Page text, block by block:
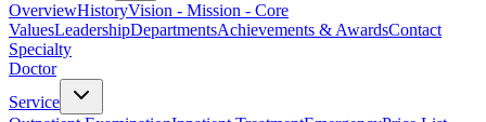
OverviewHistoryVision - Mission - Core
ValuesLeadershipDepartmentsAchievements & AwardsContact
Specialty
Doctor
Service